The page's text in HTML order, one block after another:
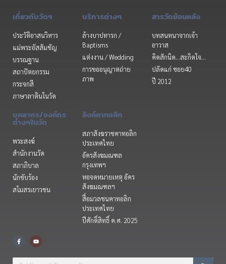
เกี่ยวกับวัดฯ
ประวัติอาสนวิหาร
แม่พระอัสสัมชัญ
บรรณฐาน
สถาปัตยกรรม
กระจกสี
ภาษาลาตินในวัด
บริการต่างๆ
ล้างบาปทารก /
Baptisms
แต่งงาน / Wedding
การขออนุญาตถ่าย
ภาพ
สารวัดย้อนหลัง
บทสนทนาจากเจ้า
อาวาส
คิดสักนิด...สะกิดใจ...
ปลัดแก่ ซอย40
ปี 2012
บุคลากร/องค์กร
ต่างๆในวัด
พระสงฆ์
สำนักงานวัด
สภาภิบาล
นักขับร้อง
สโมสรเยาวชน
ลิงค์คาทอลิก
สภาสังฆราชคาทอลิก
ประเทศไทย
อัครสังฆมณฑล
กรุงเทพฯ
หอจดหมายเหตุ อัคร
สังฆมณฑลฯ
สื่อมวลชนคาทอลิก
ประเทศไทย
ปีศักดิ์สิทธิ์ ค.ศ. 2025